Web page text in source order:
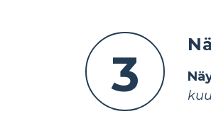
3